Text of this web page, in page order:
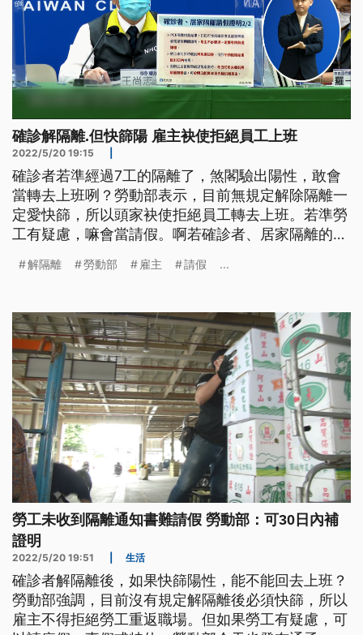
確診解隔離.但快篩陽 雇主袂使拒絕員工上班
2022/5/20 19:15
確診者若準經過7工的隔離了，煞閣驗出陽性，敢會
當轉去上班咧？勞動部表示，目前無規定解除隔離一
定愛快篩，所以頭家袂使拒絕員工轉去上班。若準勞
工有疑慮，嘛會當請假。啊若確診者、居家隔離的民
會當佇請假的30工內補證明就會使。
解隔離 勞動部 雇主 請假 ...
勞工未收到隔離通知書難請假 勞動部：可30日內補
證明
2022/5/20 19:51 生活
確診者解隔離後，如果快篩陽性，能不能回去上班？
勞動部強調，目前沒有規定解隔離後必須快篩，所以
雇主不得拒絕勞工重返職場。但如果勞工有疑慮，可